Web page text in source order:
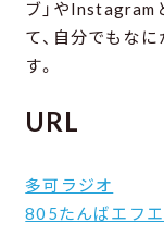
ブ」やInstagram
て、自分でもな
す。
URL
多可ラジオ
805たんばエフ